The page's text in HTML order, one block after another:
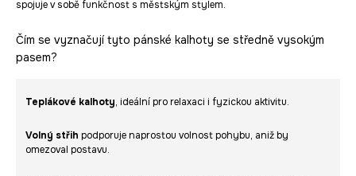
spojuje v sobě funkčnost s městským stylem.
Čím se vyznačují tyto pánské kalhoty se středně vysokým
pasem?
Teplákové kalhoty, ideální pro relaxaci i fyzickou aktivitu.
Volný střih podporuje naprostou volnost pohybu, aniž by
omezoval postavu.